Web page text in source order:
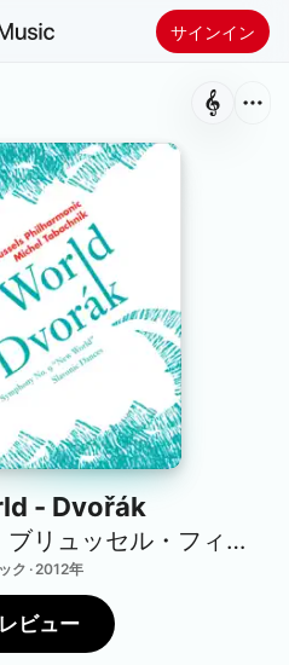
サインイン
をインストール
- Dvořák
ブリュッセル・フィルハーモニック
ク · 2012年
ビュー